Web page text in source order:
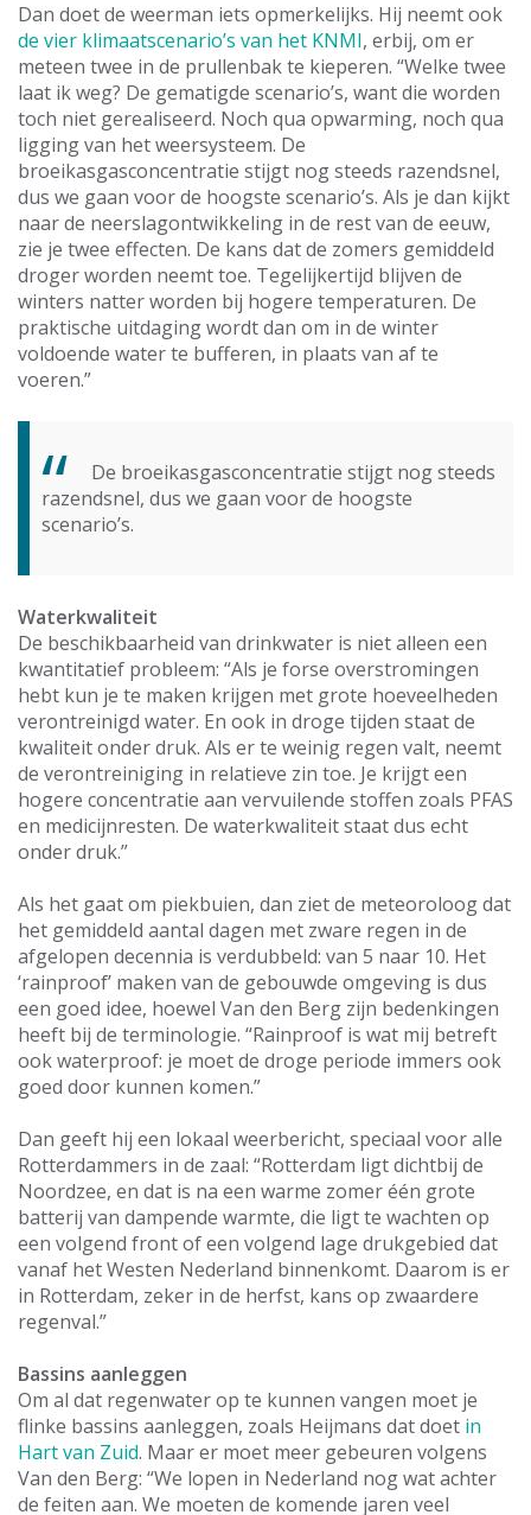
Dan doet de weerman iets opmerkelijks. Hij neemt ook
de vier klimaatscenario’s van het KNMI, erbij, om er
meteen twee in de prullenbak te kieperen. “Welke twee
laat ik weg? De gematigde scenario’s, want die worden
toch niet gerealiseerd. Noch qua opwarming, noch qua
ligging van het weersysteem. De
broeikasgasconcentratie stijgt nog steeds razendsnel,
dus we gaan voor de hoogste scenario’s. Als je dan kijkt
naar de neerslagontwikkeling in de rest van de eeuw,
zie je twee effecten. De kans dat de zomers gemiddeld
droger worden neemt toe. Tegelijkertijd blijven de
winters natter worden bij hogere temperaturen. De
praktische uitdaging wordt dan om in de winter
voldoende water te bufferen, in plaats van af te
voeren.”
De broeikasgasconcentratie stijgt nog steeds
razendsnel, dus we gaan voor de hoogste
scenario’s.
Waterkwaliteit
De beschikbaarheid van drinkwater is niet alleen een
kwantitatief probleem: “Als je forse overstromingen
hebt kun je te maken krijgen met grote hoeveelheden
verontreinigd water. En ook in droge tijden staat de
kwaliteit onder druk. Als er te weinig regen valt, neemt
de verontreiniging in relatieve zin toe. Je krijgt een
hogere concentratie aan vervuilende stoffen zoals PFAS
en medicijnresten. De waterkwaliteit staat dus echt
onder druk.”
Als het gaat om piekbuien, dan ziet de meteoroloog dat
het gemiddeld aantal dagen met zware regen in de
afgelopen decennia is verdubbeld: van 5 naar 10. Het
‘rainproof’ maken van de gebouwde omgeving is dus
een goed idee, hoewel Van den Berg zijn bedenkingen
heeft bij de terminologie. “Rainproof is wat mij betreft
ook waterproof: je moet de droge periode immers ook
goed door kunnen komen.”
Dan geeft hij een lokaal weerbericht, speciaal voor alle
Rotterdammers in de zaal: “Rotterdam ligt dichtbij de
Noordzee, en dat is na een warme zomer één grote
batterij van dampende warmte, die ligt te wachten op
een volgend front of een volgend lage drukgebied dat
vanaf het Westen Nederland binnenkomt. Daarom is er
in Rotterdam, zeker in de herfst, kans op zwaardere
regenval.”
Bassins aanleggen
Om al dat regenwater op te kunnen vangen moet je
flinke bassins aanleggen, zoals Heijmans dat doet in
Hart van Zuid. Maar er moet meer gebeuren volgens
Van den Berg: “We lopen in Nederland nog wat achter
de feiten aan. We moeten de komende jaren veel